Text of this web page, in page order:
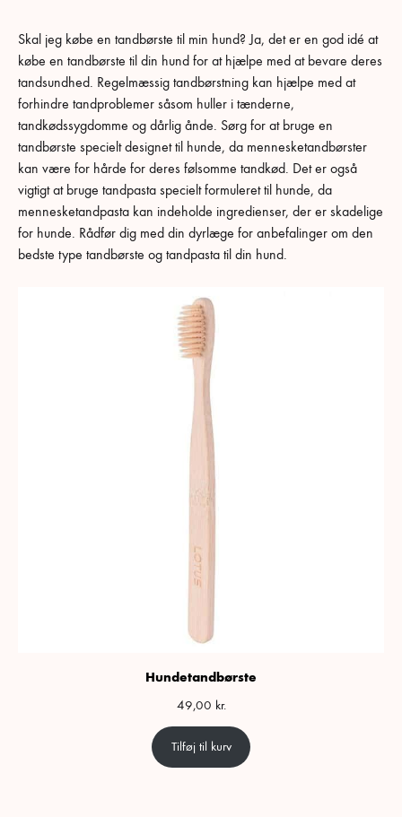
Skal jeg købe en tandbørste til min hund? Ja, det er en god idé at
købe en tandbørste til din hund for at hjælpe med at bevare deres
tandsundhed. Regelmæssig tandbørstning kan hjælpe med at
forhindre tandproblemer såsom huller i tænderne,
tandkødssygdomme og dårlig ånde. Sørg for at bruge en
tandbørste specielt designet til hunde, da mennesketandbørster
kan være for hårde for deres følsomme tandkød. Det er også
vigtigt at bruge tandpasta specielt formuleret til hunde, da
mennesketandpasta kan indeholde ingredienser, der er skadelige
for hunde. Rådfør dig med din dyrlæge for anbefalinger om den
bedste type tandbørste og tandpasta til din hund.
Hundetandbørste
49,00 kr.
Tilføj til kurv